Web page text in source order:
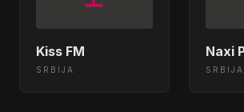
Kiss FM
SRBIJA SRBIJA